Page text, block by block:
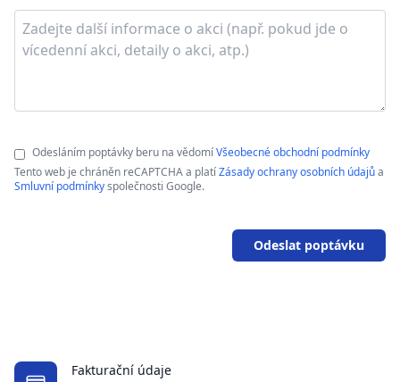
Fakturační údaje
Odesláním poptávky beru na vědomíVšeobecné obchodní podmínky
Tento web je chráněn reCAPTCHA a platíZásady ochrany osobních údajůa
Smluvní podmínkyspolečnosti Google.
Odeslat poptávku